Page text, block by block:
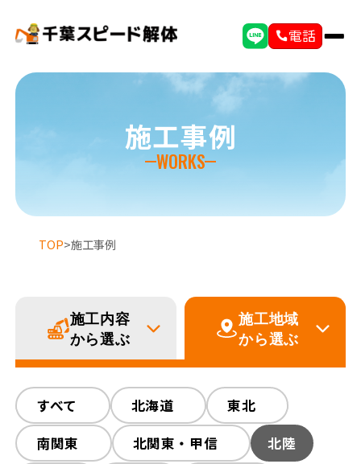
電話
選ばれる理由 初めての方へ
解体工事の流れ 解体工事メニュー
会社概要 スタッフ紹介
施工事例
WORKS
TOP>施工事例
施工内容
から選ぶ
施工地域
から選ぶ
すべて 木造解体
鉄骨解体
RC解体
内装解体
プチ解体
すべて 北海道
東北
南関東
北関東・甲信
北陸